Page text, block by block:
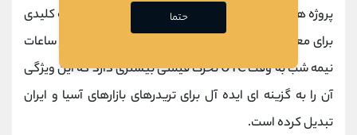
پروژه ‌های جدید مبتنی بر آربیتروم تشدید می ‌شود. نکته کلیدی
برای معامله ‌گران این است که این ارز دیجیتال معمولا در ساعات
نیمه ‌شب به وقت UTC تحرک قیمتی بیشتری دارد که این ویژگی
آن را به گزینه‌ ای ایده ‌آل برای تریدرهای بازارهای آسیا و ایران
تبدیل کرده است.
حتما